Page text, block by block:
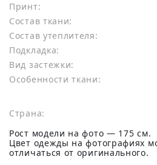
Принт:
Состав ткани:
Состав утеплителя:
Подкладка:
Вид застежки:
Особенности ткани:
Страна:
Рост модели на фото — 175 см.
Цвет одежды на фотографиях
отличаться от оригинального.